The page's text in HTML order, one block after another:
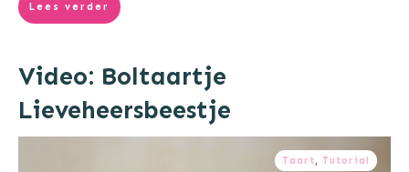
Lees verder
Video: Boltaartje
Lieveheersbeestje
Taart, Tutorial